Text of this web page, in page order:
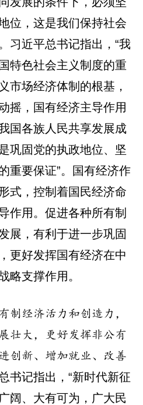
位，这是我们保持社会
习近平总书记指出，“我
特色社会主义制度的重
市场经济体制的根基，
摇，国有经济主导作用
国各族人民共享发展成
巩固党的执政地位、坚
重要保证”。国有经济作
式，控制着国民经济命
作用。促进各种所有制
展，有利于进一步巩固
更好发挥国有经济在中
略支撑作用。
制经济活力和创造力，
壮大，更好发挥非公有
创新、增加就业、改善
书记指出，“新时代新征
阔、大有可为，广大民